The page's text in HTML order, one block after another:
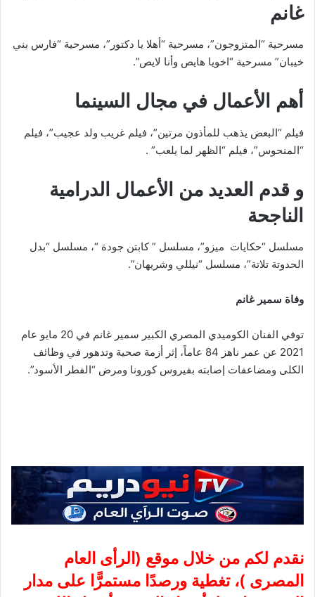
غانم
مسرحية “المتزوجون”، مسرحية “أهلا يا دكتور”، مسرحية “فارس بني
خيبان” مسرحية “اخويا هايص وأنا لايص”.
أهم الأعمال في مجال السينما
فيلم “البعض يذهب للمأذون مرتين”، فيلم غريب ولد عجيب”، فيلم
“المنحوس”، فيلم “الظهر لما يلعب” .
و قدم العديد من الأعمال الدرامية
الناجحة
مسلسل “حكايات ميزو”، مسلسل ” كابتن جودة “، مسلسل “بدل
الحدوتة تلاتة”، مسلسل “نيللي وشريهان”.
وفاة سمير غانم
توفي الفنان الكوميدي المصري الكبير سمير غانم في 20 مايو عام
2021 عن عمر ناهز 84 عاماً، إثر أزمة صحية وتدهور في وظائف
الكلى ومضاعفات إصابته بفيروس كورونا ومرض “الفطر الأسود”.
نقدم لكم من خلال موقع ( الرأى العام
المصرى )، تغطية ورصدًا مستمرًّا على مدار